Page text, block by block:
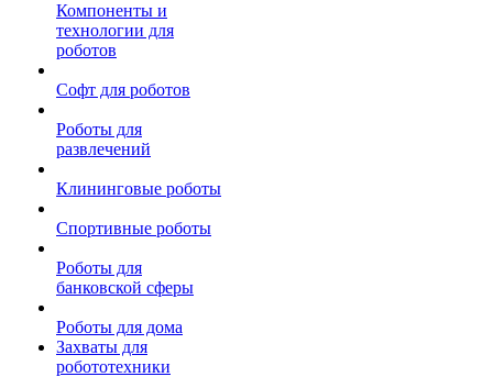
Компоненты и
технологии для
роботов
Софт для роботов
Роботы для
развлечений
Клининговые роботы
Спортивные роботы
Роботы для
банковской сферы
Роботы для дома
Захваты для
робототехники